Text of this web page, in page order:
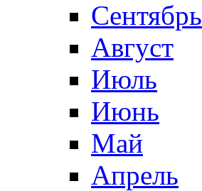
Сентябрь
Август
Июль
Июнь
Май
Апрель